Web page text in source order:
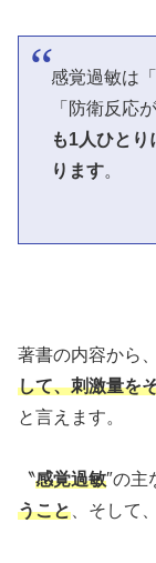
感覚過敏は
「防衛反応
も1人ひと
ります。
著書の内容から、
して、刺激量を
と言えます。
〝感覚過敏″の主
うこと、そして、